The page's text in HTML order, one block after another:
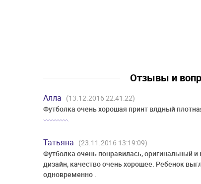
Отзывы и
Алла (13.12.2016 22:41:22)
Футболка очень хорошая принт влдный
Татьяна (23.11.2016 13:19:09)
Футболка очень понравилась, оригинальный
дизайн, качество очень хорошее. Ребенок
одновременно .